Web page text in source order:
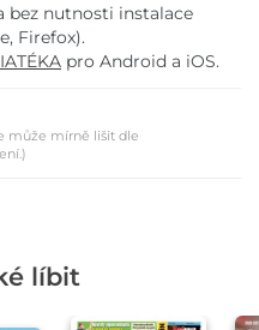
bez nutnosti instalace
Firefox).
pro Android a iOS.
může mírně lišit dle
líbit